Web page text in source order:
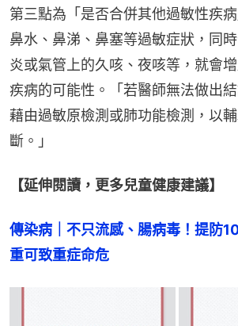
第三點為「是否合併其他過敏性疾
鼻水、鼻涕、鼻塞等過敏症狀，同
炎或氣管上的久咳、夜咳等，就會
疾病的可能性。「若醫師無法做出
藉由過敏原檢測或肺功能檢測，以
斷。」
【延伸閱讀，更多兒童健康建議】
傳染病｜不只流感、腸病毒！提防
重可致重症命危